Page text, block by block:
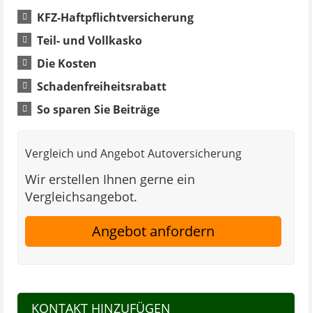
KFZ-Haftpflichtversicherung
Teil- und Vollkasko
Die Kosten
Schadenfreiheitsrabatt
So sparen Sie Beiträge
Vergleich und Angebot Autoversicherung
Wir erstellen Ihnen gerne ein
Vergleichsangebot.
Angebot anfordern
KONTAKT HINZUFÜGEN